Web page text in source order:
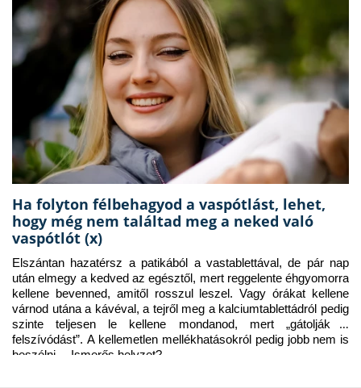
Ha folyton félbehagyod a vaspótlást, lehet,
hogy még nem találtad meg a neked való
vaspótlót (x)
Elszántan hazatérsz a patikából a vastablettával, de pár nap
után elmegy a kedved az egésztől, mert reggelente éhgyomorra
kellene bevenned, amitől rosszul leszel. Vagy órákat kellene
várnod utána a kávéval, a tejről meg a kalciumtablettádról pedig
szinte teljesen le kellene mondanod, mert „gátolják a
felszívódást”. A kellemetlen mellékhatásokról pedig jobb nem is
beszélni… Ismerős helyzet?